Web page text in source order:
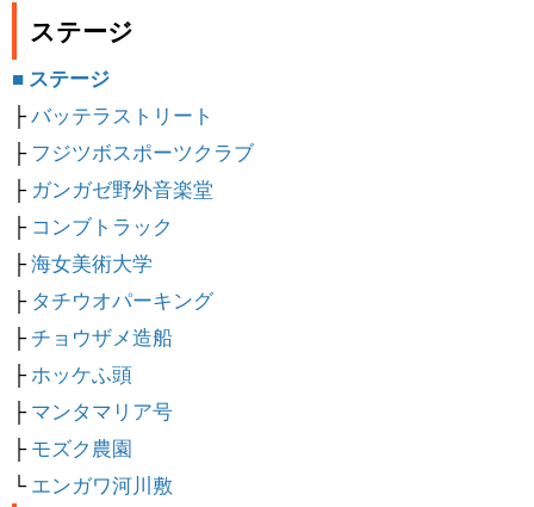
ステージ
■ ステージ
├バッテラストリート
├フジツボスポーツクラブ
├ ガンガゼ野外音楽堂
├ コンブトラック
├海女美術大学
├ タチウオパーキング
├チョウザメ造船
├ホッケふ頭
├マンタマリア号
├モズク農園
└エンガワ河川敷